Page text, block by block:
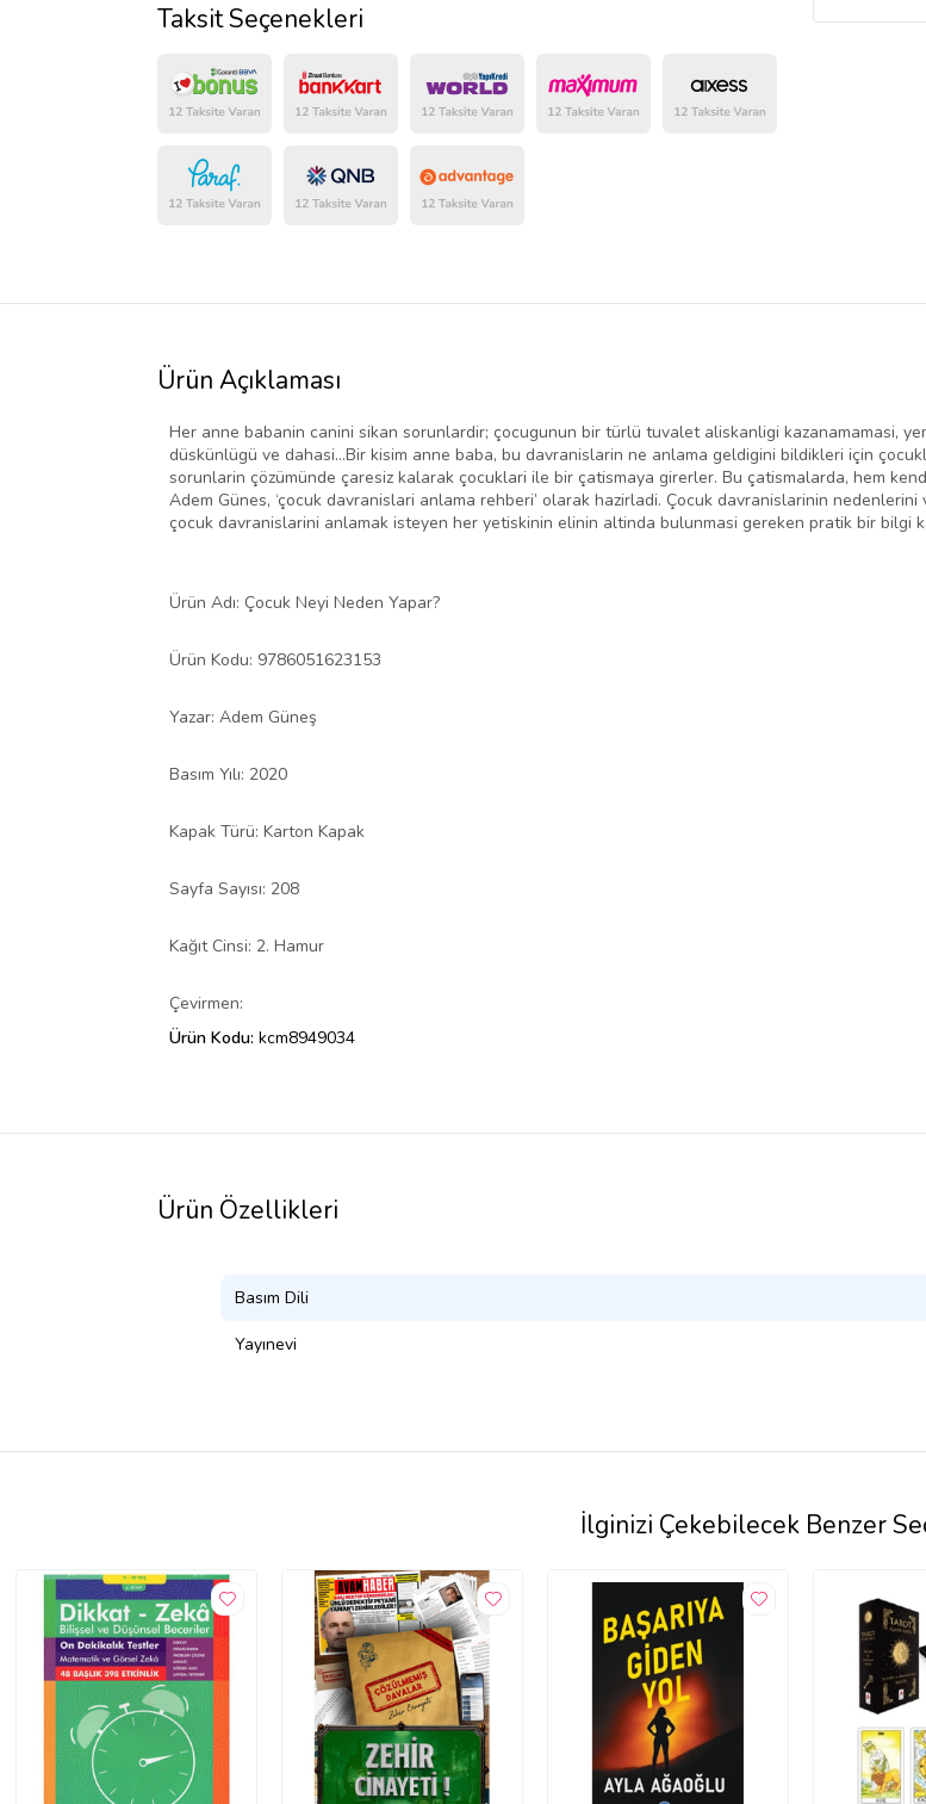
Bu
Taksit Seçenekleri
Ürün Açıklaması
Her anne babanin canini sikan sorunlardir; çocugunun bir türlü tuvalet aliskanligi kazanamamasi,
düskünlügü ve dahasi...Bir kisim anne baba, bu davranislarin ne anlama geldigini bildikleri için
sorunlarin çözümünde çaresiz kalarak çocuklari ile bir çatismaya girerler. Bu çatismalarda, hem
Adem Günes, ‘çocuk davranislari anlama rehberi’ olarak hazirladi. Çocuk davranislarinin
çocuk davranislarini anlamak isteyen her yetiskinin elinin altinda bulunmasi gereken pratik bir bilgi
Ürün Adı: Çocuk Neyi Neden Yapar?
Ürün Kodu: 9786051623153
Yazar: Adem Güneş
Basım Yılı: 2020
Kapak Türü: Karton Kapak
Sayfa Sayısı: 208
Kağıt Cinsi: 2. Hamur
Çevirmen:
Ürün Kodu: kcm8949034
Ürün Özellikleri
Basım Dili
Yayınevi
İlginizi Çekebilecek Benzer